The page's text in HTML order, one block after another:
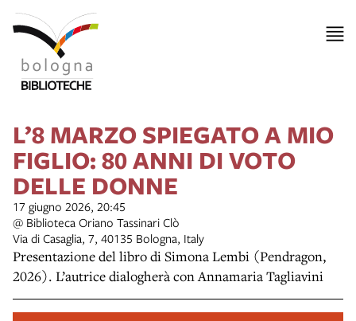
L’8 MARZO SPIEGATO A MIO
FIGLIO: 80 ANNI DI VOTO
DELLE DONNE
17 giugno 2026, 20:45
@ Biblioteca Oriano Tassinari Clò
Via di Casaglia, 7, 40135 Bologna, Italy
Presentazione del libro di Simona Lembi (Pendragon,
2026). L’autrice dialogherà con Annamaria Tagliavini